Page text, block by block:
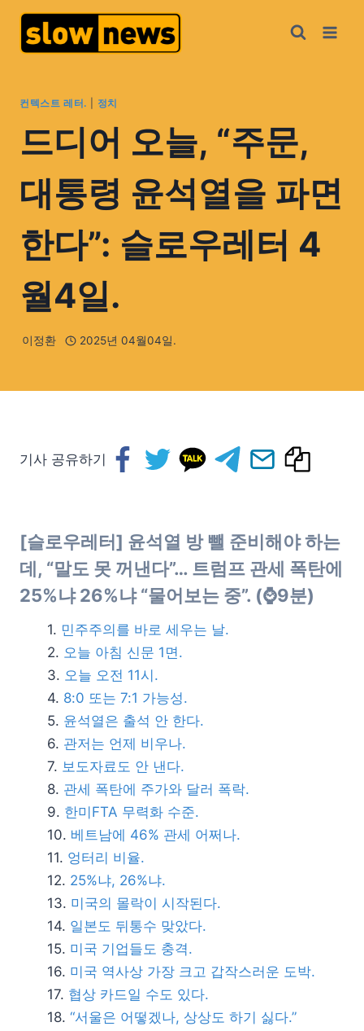
컨텍스트 레터. 정치
드디어 오늘, “주문,
대통령 윤석열을 파면
한다”: 슬로우레터 4
월4일.
이정환 2025년 04월04일.
기사 공유하기
[슬로우레터] 윤석열 방 뺄 준비해야 하는
데, “말도 못 꺼낸다”… 트럼프 관세 폭탄에
25%냐 26%냐 “물어보는 중”. (⌚9분)
민주주의를 바로 세우는 날.
오늘 아침 신문 1면.
오늘 오전 11시.
8:0 또는 7:1 가능성.
윤석열은 출석 안 한다.
관저는 언제 비우나.
보도자료도 안 낸다.
관세 폭탄에 주가와 달러 폭락.
한미FTA 무력화 수준.
베트남에 46% 관세 어쩌나.
엉터리 비율.
25%냐, 26%냐.
미국의 몰락이 시작된다.
일본도 뒤통수 맞았다.
미국 기업들도 충격.
미국 역사상 가장 크고 갑작스러운 도박.
협상 카드일 수도 있다.
“서울은 어떻겠나, 상상도 하기 싫다.”